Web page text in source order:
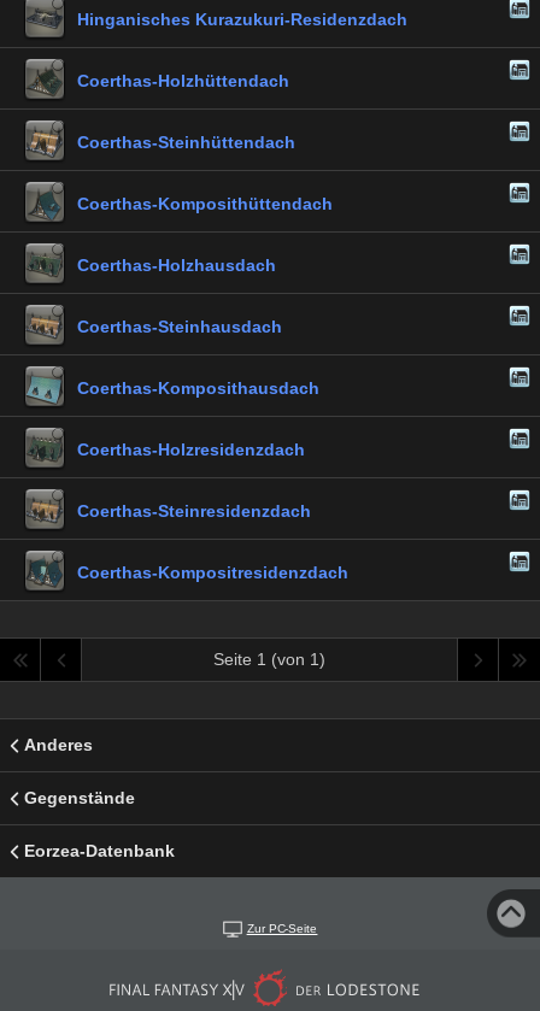
Hinganisches Kurazukuri-Residenzdach
Coerthas-Holzhüttendach
Coerthas-Steinhüttendach
Coerthas-Komposithüttendach
Coerthas-Holzhausdach
Coerthas-Steinhausdach
Coerthas-Komposithausdach
Coerthas-Holzresidenzdach
Coerthas-Steinresidenzdach
Coerthas-Kompositresidenzdach
Seite 1 (von 1)
Anderes
Gegenstände
Eorzea-Datenbank
Zur PC-Seite